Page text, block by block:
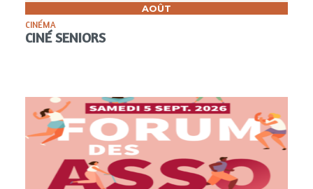
AOÛT
CINÉMA
CINÉ SENIORS